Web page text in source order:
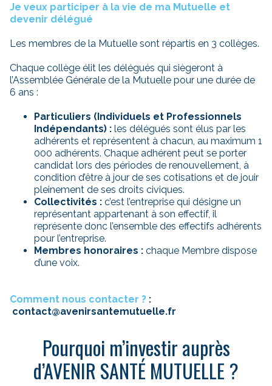
Je veux participer à la vie de ma Mutuelle et
devenir délégué
Les membres de la Mutuelle sont répartis en 3 collèges.
Chaque collège élit les délégués qui siègeront à
l’Assemblée Générale de la Mutuelle pour une durée de
6 ans :
Particuliers (Individuels et Professionnels
Indépendants) : les délégués sont élus par les
adhérents et représentent à chacun, au maximum 1
000 adhérents. Chaque adhérent peut se porter
candidat lors des périodes de renouvellement, à
condition d’être à jour de ses cotisations et de jouir
pleinement de ses droits civiques.
Collectivités : c’est l’entreprise qui désigne un
représentant appartenant à son effectif, il
représente donc l’ensemble des effectifs adhérents
pour l’entreprise.
Membres honoraires : chaque Membre dispose
d’une voix.
Comment nous contacter ? :
contact@avenirsantemutuelle.fr
Pourquoi m’investir auprès
d’AVENIR SANTÉ MUTUELLE ?